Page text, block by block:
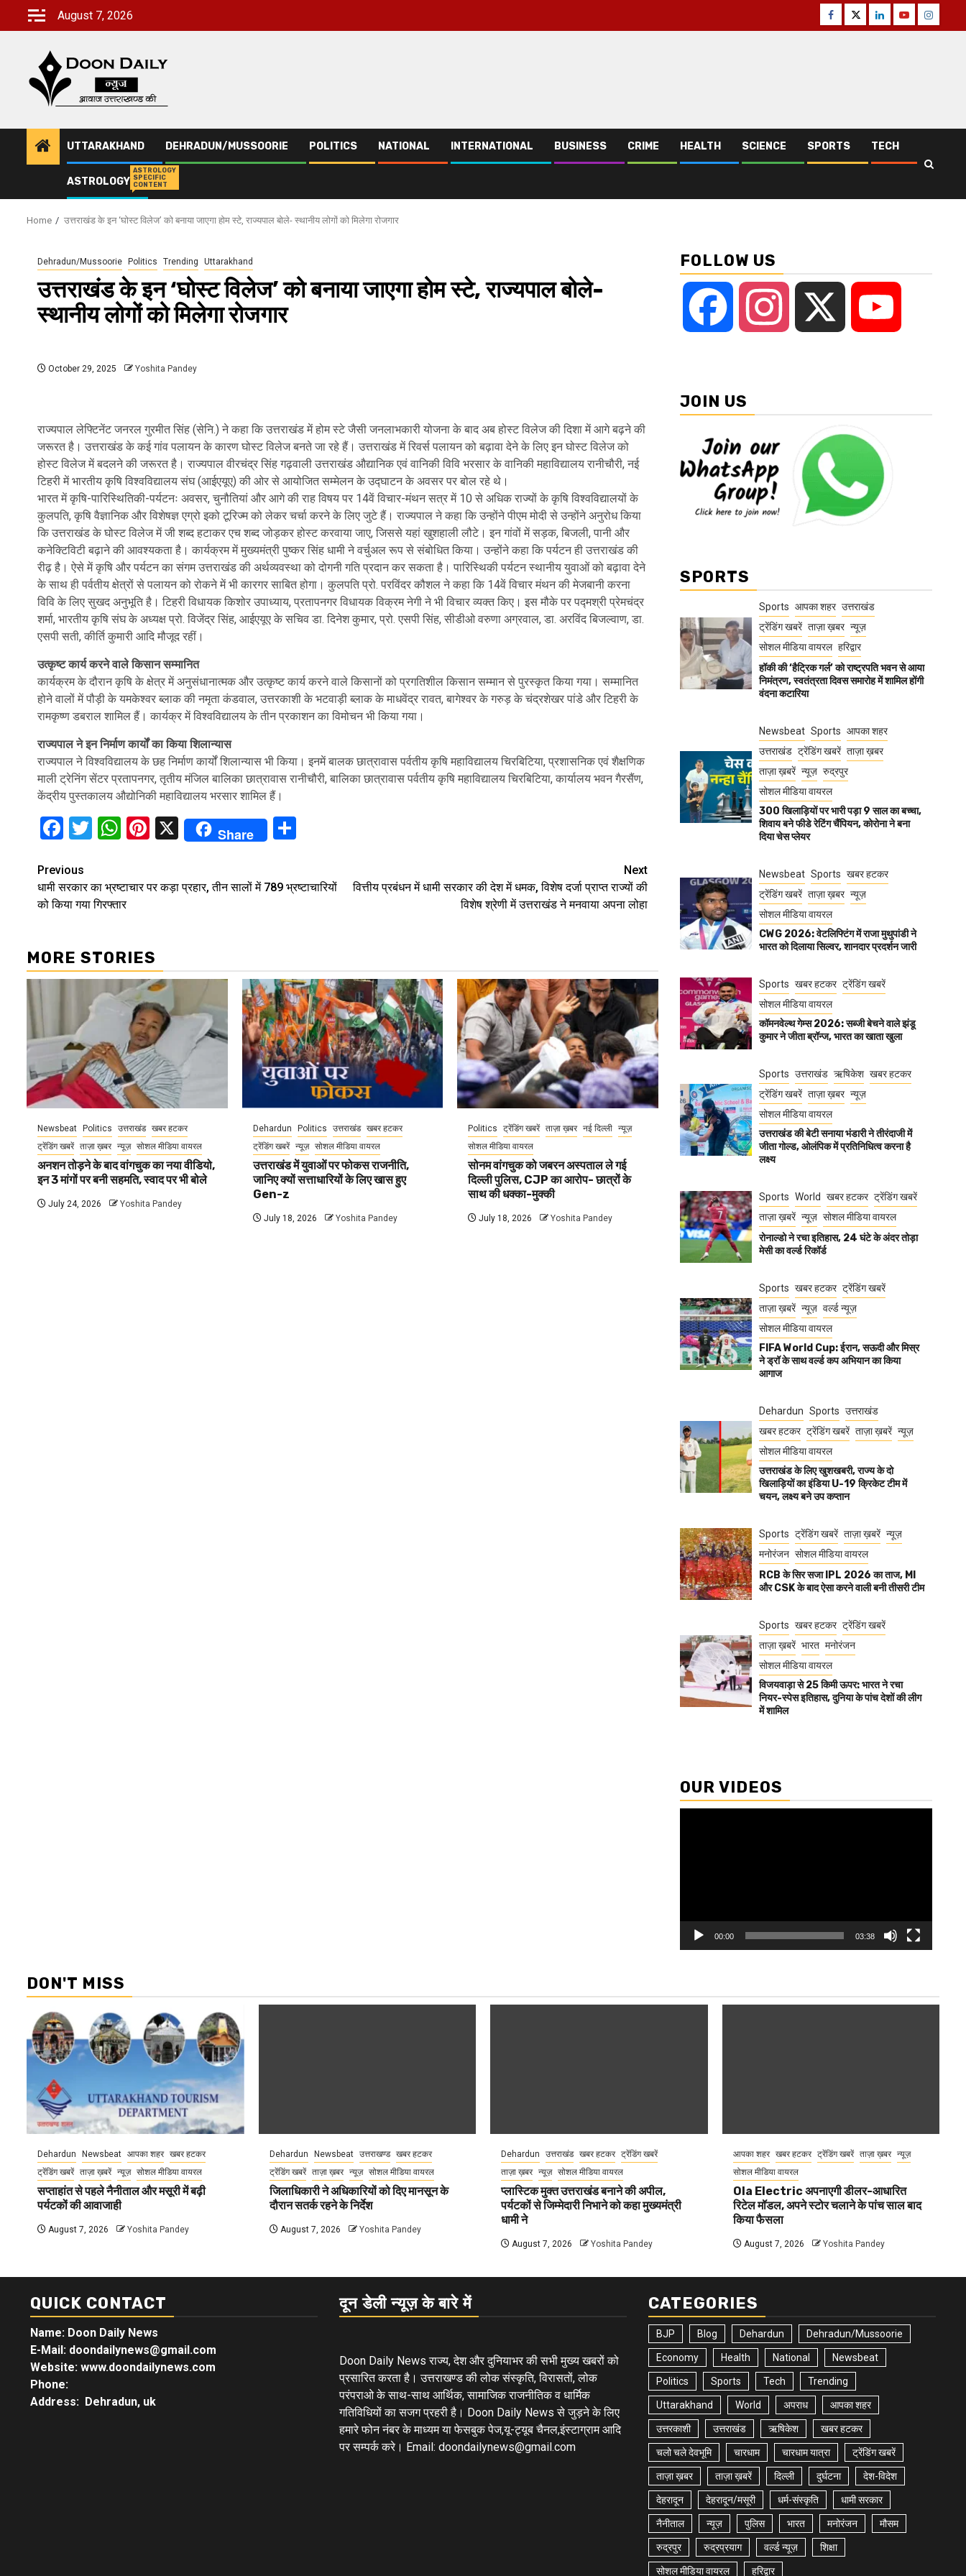
August 7, 2026 Facebook
TwitterLinkedinYoutube
UTTARAKHAND DEHRADUN/MUSSOORIE POLITICS NATIONAL INTERNATIONAL BUSINESS CRIME HEALTH SCIENCE SPORTS TECH
ASTROLOGY
ASTROLOGY
SPECIFIC
CONTENT
Home उत्तराखंड के इन ‘घोस्ट विलेज’ को बनाया जाएगा होम स्टे, राज्यपाल बोले- स्थानीय लोगों को मिलेगा रोजगार
Dehradun/Mussoorie Politics Trending Uttarakhand
उत्तराखंड के इन ‘घोस्ट विलेज’ को बनाया जाएगा होम स्टे, राज्यपाल बोले-
स्थानीय लोगों को मिलेगा रोजगार
October 29, 2025 Yoshita Pandey
राज्यपाल लेफ्टिनेंट जनरल गुरमीत सिंह (सेनि.) ने कहा कि उत्तराखंड में होम स्टे जैसी जनलाभकारी योजना के बाद अब होस्ट विलेज की दिशा में आगे बढ़ने की
जरूरत है। उत्तराखंड के कई गांव पलायन के कारण घोस्ट विलेज बनते जा रहे हैं। उत्तराखंड में रिवर्स पलायन को बढ़ावा देने के लिए इन घोस्ट विलेज को
होस्ट विलेज में बदलने की जरूरत है। राज्यपाल वीरचंद्र सिंह गढ़वाली उत्तराखंड औद्यानिक एवं वानिकी विवि भरसार के वानिकी महाविद्यालय रानीचौरी, नई
टिहरी में भारतीय कृषि विश्वविद्यालय संघ (आईएयूए) की ओर से आयोजित सम्मेलन के उद्घाटन के अवसर पर बोल रहे थे।
भारत में कृषि-पारिस्थितिकी-पर्यटनः अवसर, चुनौतियां और आगे की राह विषय पर 14वें विचार-मंथन सत्र में 10 से अधिक राज्यों के कृषि विश्वविद्यालयों के
कुलपति, कृषि वैज्ञानिक और विशेषज्ञ एग्रो इको टूरिज्म को लेकर चर्चा करने के लिए जुटे हैं। राज्यपाल ने कहा कि उन्होंने पीएम मोदी से उन्होंने अनुरोध किया
कि उत्तराखंड के घोस्ट विलेज में जी शब्द हटाकर एच शब्द जोड़कर होस्ट करवाया जाए, जिससे यहां खुशहाली लौटे। इन गांवों में सड़क, बिजली, पानी और
कनेक्टिविटी बढ़ाने की आवश्यकता है। कार्यक्रम में मुख्यमंत्री पुष्कर सिंह धामी ने वर्चुअल रूप से संबोधित किया। उन्होंने कहा कि पर्यटन ही उत्तराखंड की
रीढ़ है। ऐसे में कृषि और पर्यटन का संगम उत्तराखंड की अर्थव्यवस्था को दोगनी गति प्रदान कर सकता है। पारिस्थिकी पर्यटन स्थानीय युवाओं को बढ़ावा देने
के साथ ही पर्वतीय क्षेत्रों से पलायन को रोकने में भी कारगर साबित होगा। कुलपति प्रो. परविंदर कौशल ने कहा कि 14वें विचार मंथन की मेजबानी करना
विवि के लिए सुखद अनुभूति है। टिहरी विधायक किशोर उपाध्याय, प्रतापनगर विधायक विक्रम नेगी ने भी विचार व्यक्त किए। इस मौके पर पद्मश्री प्रेमचंद्र
शर्मा, भारतीय कृषि संघ के अध्यक्ष प्रो. विजेंद्र सिंह, आईएयूए के सचिव डा. दिनेश कुमार, प्रो. एसपी सिंह, सीडीओ वरुणा अग्रवाल, डा. अरविंद बिजल्वाण, डा.
एसपी सती, कीर्ति कुमारी आदि मौजूद रहीं।
उत्कृष्ट कार्य करने वाले किसान सम्मानित
कार्यक्रम के दौरान कृषि के क्षेत्र में अनुसंधानात्मक और उत्कृष्ट कार्य करने वाले किसानों को प्रगतिशील किसान सम्मान से पुरस्कृत किया गया। सम्मानित
होने वालों में पौड़ी के यमकेश्वर ब्लाक की नमृता कंडवाल, उत्तरकाशी के भटवाड़ी ब्लाक के माधवेंद्र रावत, बागेश्वर के गरुड़ के चंद्रशेखर पांडे और टिहरी के
रामकृष्ण डबराल शामिल हैं। कार्यक्र में विश्वविद्यालय के तीन प्रकाशन का विमोचन भी किया गया।
राज्यपाल ने इन निर्माण कार्यों का किया शिलान्यास
राज्यपाल ने विश्वविद्यालय के छह निर्माण कार्यों शिलान्यास भी किया। इनमें बालक छात्रावास पर्वतीय कृषि महाविद्यालय चिरबिटिया, प्रशासनिक एवं शैक्षणिक
माली ट्रेनिंग सेंटर प्रतापनगर, तृतीय मंजिल बालिका छात्रावास रानीचौरी, बालिका छात्रावास पर्वतीय कृषि महाविद्यालय चिरबिटिया, कार्यालय भवन गैरसैंण,
केंद्रीय पुस्तकालय औद्योनिकी महाविद्यालय भरसार शामिल हैं।
Facebook
Twitter
WhatsApp
Pinterest
X Share
Continue
Reading
Previous
धामी सरकार का भ्रष्टाचार पर कड़ा प्रहार, तीन सालों में 789 भ्रष्टाचारियों
को किया गया गिरफ्तार
Next
वित्तीय प्रबंधन में धामी सरकार की देश में धमक, विशेष दर्जा प्राप्त राज्यों की
विशेष श्रेणी में उत्तराखंड ने मनवाया अपना लोहा
MORE STORIES
Newsbeat Politics उत्तराखंड खबर हटकर
ट्रेंडिंग खबरें ताज़ा ख़बर न्यूज़ सोशल मीडिया वायरल
अनशन तोड़ने के बाद वांगचुक का नया वीडियो,
इन 3 मांगों पर बनी सहमति, स्वाद पर भी बोले
July 24, 2026 Yoshita Pandey
Dehardun Politics उत्तराखंड खबर हटकर
ट्रेंडिंग खबरें न्यूज़ सोशल मीडिया वायरल
उत्तराखंड में युवाओं पर फोकस राजनीति,
जानिए क्यों सत्ताधारियों के लिए खास हुए
Gen-z
July 18, 2026 Yoshita Pandey
Politics ट्रेंडिंग खबरें ताज़ा ख़बर नई दिल्ली न्यूज़
सोशल मीडिया वायरल
सोनम वांगचुक को जबरन अस्पताल ले गई
दिल्ली पुलिस, CJP का आरोप- छात्रों के
साथ की धक्का-मुक्की
July 18, 2026 Yoshita Pandey
FOLLOW US
Facebook Instagram
JOIN US
SPORTS
Sports आपका शहर उत्तराखंड
ट्रेंडिंग खबरें ताज़ा ख़बर न्यूज़
सोशल मीडिया वायरल हरिद्वार
हॉकी की ‘हैट्रिक गर्ल’ को राष्ट्रपति भवन से आया
निमंत्रण, स्वतंत्रता दिवस समारोह में शामिल होंगी
वंदना कटारिया
Newsbeat Sports आपका शहर
उत्तराखंड ट्रेंडिंग खबरें ताज़ा ख़बर
ताज़ा ख़बरें न्यूज़ रुद्रपुर
सोशल मीडिया वायरल
300 खिलाड़ियों पर भारी पड़ा 9 साल का बच्चा,
शिवाय बने फीडे रेटिंग चैंपियन, कोरोना ने बना
दिया चेस प्लेयर
Newsbeat Sports खबर हटकर
ट्रेंडिंग खबरें ताज़ा ख़बर न्यूज़
सोशल मीडिया वायरल
CWG 2026: वेटलिफ्टिंग में राजा मुथुपांडी ने
भारत को दिलाया सिल्वर, शानदार प्रदर्शन जारी
Sports खबर हटकर ट्रेंडिंग खबरें
सोशल मीडिया वायरल
कॉमनवेल्थ गेम्स 2026: सब्जी बेचने वाले झंडू
कुमार ने जीता ब्रॉन्ज, भारत का खाता खुला
Sports उत्तराखंड ऋषिकेश खबर हटकर
ट्रेंडिंग खबरें ताज़ा ख़बर न्यूज़
सोशल मीडिया वायरल
उत्तराखंड की बेटी सनाया भंडारी ने तीरंदाजी में
जीता गोल्ड, ओलंपिक में प्रतिनिधित्व करना है
लक्ष्य
Sports World खबर हटकर ट्रेंडिंग खबरें
ताज़ा ख़बरें न्यूज़ सोशल मीडिया वायरल
रोनाल्डो ने रचा इतिहास, 24 घंटे के अंदर तोड़ा
मेसी का वर्ल्ड रिकॉर्ड
Sports खबर हटकर ट्रेंडिंग खबरें
ताज़ा ख़बरें न्यूज़ वर्ल्ड न्यूज़
सोशल मीडिया वायरल
FIFA World Cup: ईरान, सऊदी और मिस्र
ने ड्रॉ के साथ वर्ल्ड कप अभियान का किया
आगाज
Dehardun Sports उत्तराखंड
खबर हटकर ट्रेंडिंग खबरें ताज़ा ख़बरें न्यूज़
सोशल मीडिया वायरल
उत्तराखंड के लिए खुशखबरी, राज्य के दो
खिलाड़ियों का इंडिया U-19 क्रिकेट टीम में
चयन, लक्ष्य बने उप कप्तान
Sports ट्रेंडिंग खबरें ताज़ा ख़बरें न्यूज़
मनोरंजन सोशल मीडिया वायरल
RCB के सिर सजा IPL 2026 का ताज, MI
और CSK के बाद ऐसा करने वाली बनी तीसरी टीम
Sports खबर हटकर ट्रेंडिंग खबरें
ताज़ा ख़बरें भारत मनोरंजन
सोशल मीडिया वायरल
विजयवाड़ा से 25 किमी ऊपर: भारत ने रचा
नियर-स्पेस इतिहास, दुनिया के पांच देशों की लीग
में शामिल
OUR VIDEOS
00:00 03:38
DON'T MISS
Dehardun Newsbeat आपका शहर खबर हटकर
ट्रेंडिंग खबरें ताज़ा ख़बरें न्यूज़ सोशल मीडिया वायरल
सप्ताहांत से पहले नैनीताल और मसूरी में बढ़ी
पर्यटकों की आवाजाही
August 7, 2026 Yoshita Pandey
Dehardun Newsbeat उत्तराखण्ड
खबर हटकर
ट्रेंडिंग खबरें
ताज़ा ख़बर न्यूज़ सोशल मीडिया वायरल
जिलाधिकारी ने अधिकारियों को दिए मानसून के
दौरान सतर्क रहने के निर्देश
August 7, 2026 Yoshita Pandey
Dehardun उत्तराखंड खबर हटकर ट्रेंडिंग खबरें
ताज़ा ख़बर न्यूज़ सोशल मीडिया वायरल
प्लास्टिक मुक्त उत्तराखंड बनाने की अपील,
पर्यटकों से जिम्मेदारी निभाने को कहा मुख्यमंत्री
धामी ने
August 7, 2026 Yoshita Pandey
आपका शहर खबर हटकर ट्रेंडिंग खबरें ताज़ा ख़बर
न्यूज़
सोशल मीडिया वायरल
Ola Electric अपनाएगी डीलर-आधारित
रिटेल मॉडल, अपने स्टोर चलाने के पांच साल बाद
किया फैसला
August 7, 2026 Yoshita Pandey
QUICK CONTACT
Name: Doon Daily News
E-Mail: doondailynews@gmail.com
Website: www.doondailynews.com
Phone:
Address: Dehradun, uk
दून डेली न्यूज़ के बारे में
Doon Daily News राज्य, देश और दुनियाभर की सभी मुख्य खबरों को
प्रसारित करता है। उत्तराखण्ड की लोक संस्कृति, विरासतों, लोक
परंपराओ के साथ-साथ आर्थिक, सामाजिक राजनीतिक व धार्मिक
गतिविधियों का सजग प्रहरी है। Doon Daily News से जुड़ने के लिए
हमारे फोन नंबर के माध्यम या फेसबुक पेज,यू-ट्यूब चैनल,इंस्टाग्राम आदि
पर सम्पर्क करे। Email: doondailynews@gmail.com
CATEGORIES
BJP Blog Dehardun Dehradun/Mussoorie
Economy Health National Newsbeat
Politics Sports Tech Trending
Uttarakhand World अपराध आपका शहर
उत्तरकाशी उत्तराखंड ऋषिकेश खबर हटकर
चलो चले देवभूमि चारधाम चारधाम यात्रा ट्रेंडिंग खबरें
ताज़ा ख़बर ताज़ा ख़बरें दिल्ली दुर्घटना देश-विदेश
देहरादून देहरादून/मसूरी धर्म-संस्कृति धामी सरकार
नैनीताल न्यूज़ पुलिस भारत मनोरंजन मौसम
रुद्रपुर रुद्रप्रयाग वर्ल्ड न्यूज़ शिक्षा
सोशल मीडिया वायरल हरिद्वार